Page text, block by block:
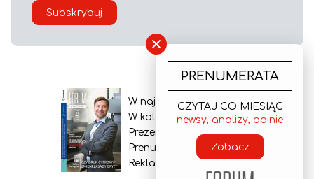
Subskrybuj
W najnowszym wydaniu
W kolejnym numerze
Prezentacja gazety
Prenumerata
Reklama
×
PRENUMERATA
CZYTAJ CO MIESIĄC
newsy, analizy, opinie
Zobacz